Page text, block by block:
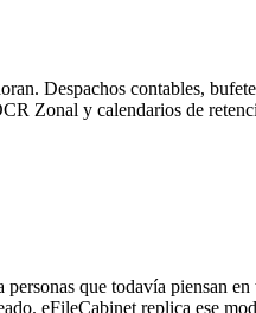
Despachos contables,
Zonal y calendarios de
que todavía piensan
eFileCabinet replica ese